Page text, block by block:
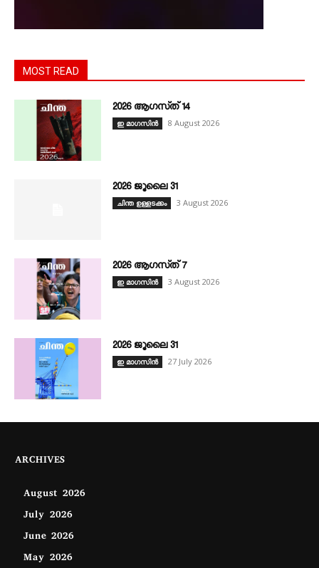
MOST READ
2026 ആഗസ്‌ത്‌ 14
ഇ മാഗസിൻ 8 August 2026
2026 ജൂലൈ 31
ചിന്ത ഉള്ളടക്കം 3 August 2026
2026 ആഗസ്‌ത്‌ 7
ഇ മാഗസിൻ 3 August 2026
2026 ജൂലൈ 31
ഇ മാഗസിൻ 27 July 2026
ARCHIVES
August 2026
July 2026
June 2026
May 2026